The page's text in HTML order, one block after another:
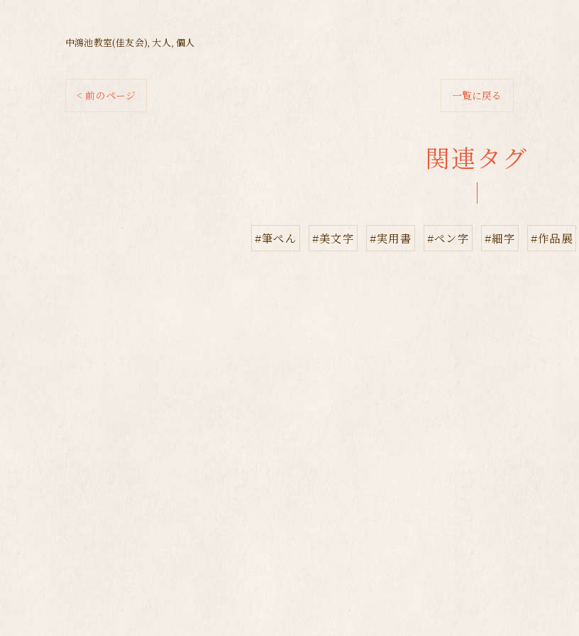
中鴻池教室(佳友会) 大人 個人
< 前のページ 一覧に戻る
関連タグ
#筆ぺん #美文字 #実用書 #ペン字 #細字 #作品展